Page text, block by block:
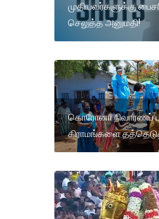
முதியவர்களுக்கு
செலுத்த அனுமதி!
கொரோனா நிவாரணப்
கிராமங்களை